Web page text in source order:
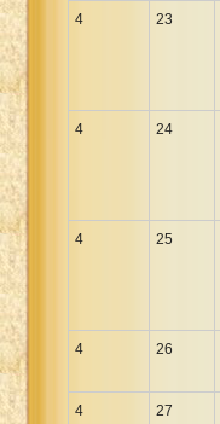
4 23
4 24
4 25
4 26
4 27